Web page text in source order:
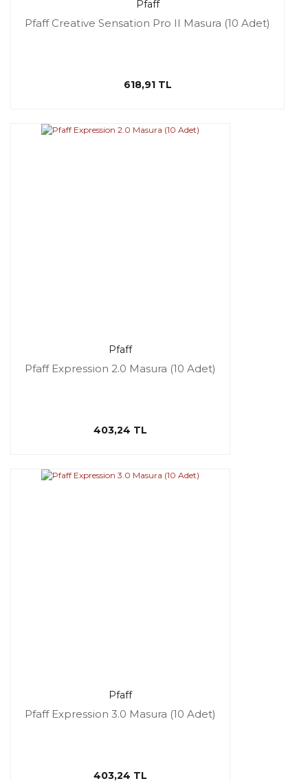
Pfaff
Pfaff Creative Sensation Pro II Masura (10 Adet)
618,91 TL
Pfaff
Pfaff Expression 2.0 Masura (10 Adet)
403,24 TL
Pfaff
Pfaff Expression 3.0 Masura (10 Adet)
403,24 TL